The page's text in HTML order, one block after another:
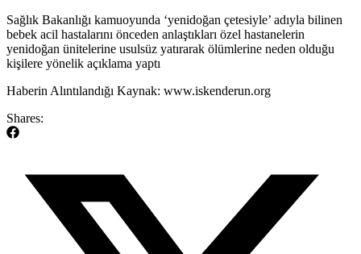
​Sağlık Bakanlığı kamuoyunda ‘yenidoğan çetesiyle’ adıyla bilinen
bebek acil hastalarını önceden anlaştıkları özel hastanelerin
yenidoğan ünitelerine usulsüz yatırarak ölümlerine neden olduğu
kişilere yönelik açıklama yaptı
​Haberin Alıntılandığı Kaynak: www.iskenderun.org
Shares: